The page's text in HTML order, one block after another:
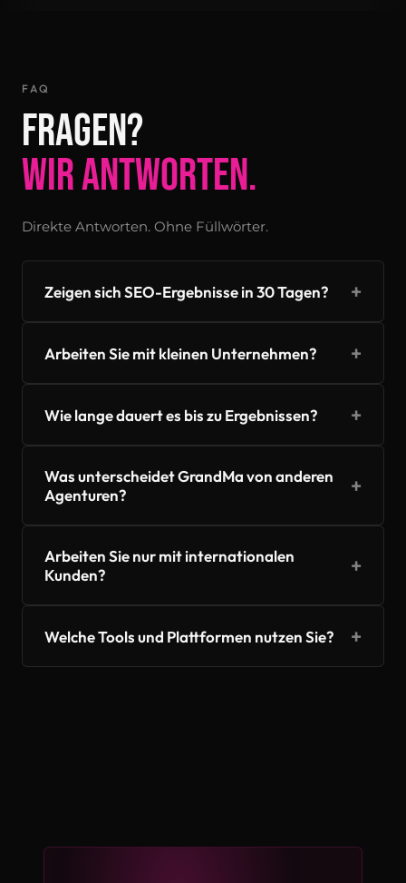
FAQ
FRAGEN?
WIR ANTWORTEN.
Direkte Antworten. Ohne Füllwörter.
Zeigen sich SEO-Ergebnisse in 30 Tagen? +
Arbeiten Sie mit kleinen Unternehmen? +
Wie lange dauert es bis zu Ergebnissen? +
Was unterscheidet GrandMa von anderen
Agenturen?
+
Arbeiten Sie nur mit internationalen
Kunden?
+
Welche Tools und Plattformen nutzen Sie? +